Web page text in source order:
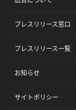
プレスリリース窓口
プレスリリース一覧
お知らせ
サイトポリシー